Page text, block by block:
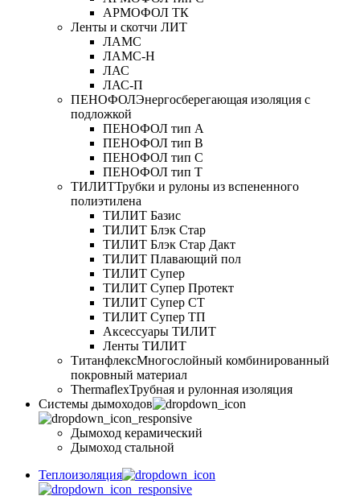
АРМОФОЛ ТК
Ленты и скотчи ЛИТ
ЛАМС
ЛАМС-Н
ЛАС
ЛАС-П
ПЕНОФОЛЭнергосберегающая изоляция с
подложкой
ПЕНОФОЛ тип А
ПЕНОФОЛ тип B
ПЕНОФОЛ тип C
ПЕНОФОЛ тип T
ТИЛИТТрубки и рулоны из вспененного
полиэтилена
ТИЛИТ Базис
ТИЛИТ Блэк Стар
ТИЛИТ Блэк Стар Дакт
ТИЛИТ Плавающий пол
ТИЛИТ Супер
ТИЛИТ Супер Протект
ТИЛИТ Супер СТ
ТИЛИТ Супер ТП
Аксессуары ТИЛИТ
Ленты ТИЛИТ
ТитанфлексМногослойный комбинированный
покровный материал
ThermaflexТрубная и рулонная изоляция
Cистемы дымоходов
Дымоход керамический
Дымоход стальной
Теплоизоляция